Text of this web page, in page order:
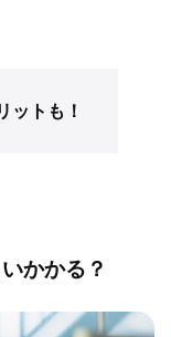
ットも！
かかる？